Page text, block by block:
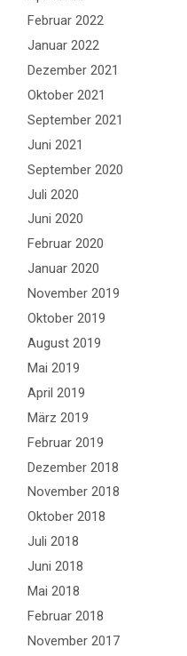
Februar 2022
Januar 2022
Dezember 2021
Oktober 2021
September 2021
Juni 2021
September 2020
Juli 2020
Juni 2020
Februar 2020
Januar 2020
November 2019
Oktober 2019
August 2019
Mai 2019
April 2019
März 2019
Februar 2019
Dezember 2018
November 2018
Oktober 2018
Juli 2018
Juni 2018
Mai 2018
Februar 2018
November 2017